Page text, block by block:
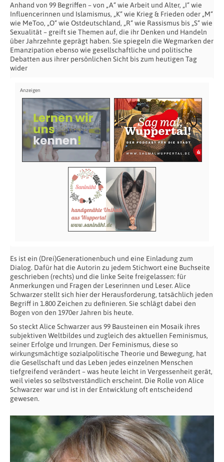
Anhand von 99 Begriffen – von „A“ wie Arbeit und Alter, „I“ wie
Influencerinnen und Islamismus, „K“ wie Krieg & Frieden oder „M“
wie MeToo, „O“ wie Ostdeutschland, „R“ wie Rassismus bis „S“ wie
Sexualität – greift sie Themen auf, die ihr Denken und Handeln
über Jahrzehnte geprägt haben. Sie spiegeln die Wegmarken der
Emanzipation ebenso wie gesellschaftliche und politische
Debatten aus ihrer persönlichen Sicht bis zum heutigen Tag
wider
Es ist ein (Drei)Generationenbuch und eine Einladung zum
Dialog. Dafür hat die Autorin zu jedem Stichwort eine Buchseite
geschrieben (rechts) und die linke Seite freigelassen: für
Anmerkungen und Fragen der Leserinnen und Leser. Alice
Schwarzer stellt sich hier der Herausforderung, tatsächlich jeden
Begriff in 1.800 Zeichen zu definieren. Sie schlägt dabei den
Bogen von den 1970er Jahren bis heute.
So steckt Alice Schwarzer aus 99 Bausteinen ein Mosaik ihres
subjektiven Weltbildes und zugleich des aktuellen Feminismus,
seiner Erfolge und Irrungen. Der Feminismus, diese so
wirkungsmächtige sozialpolitische Theorie und Bewegung, hat
die Gesellschaft und das Leben jedes einzelnen Menschen
tiefgreifend verändert – was heute leicht in Vergessenheit gerät,
weil vieles so selbstverständlich erscheint. Die Rolle von Alice
Schwarzer war und ist in der Entwicklung oft entscheidend
gewesen.